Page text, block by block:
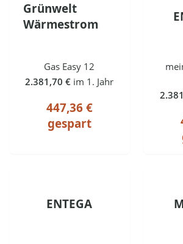
Grünwelt
Wärmestrom
Gas Easy 12
2.381,70 € im 1. Jahr
447,36 €
gespart
ENTEGA